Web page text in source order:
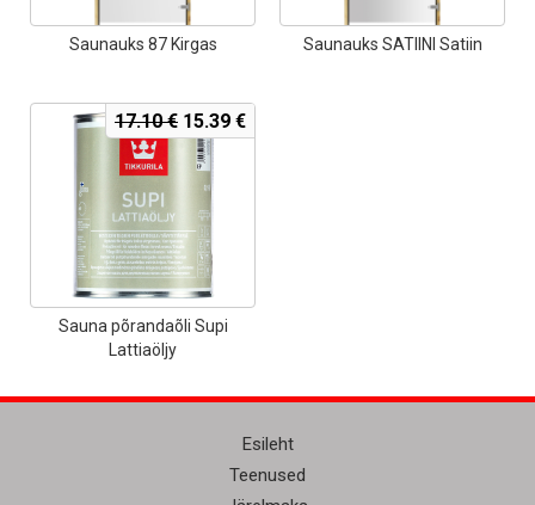
Saunauks 87 Kirgas Saunauks SATIINI Satiin
Sauna põrandaõli Supi
Lattiaöljy
17.10€ Algne
hind
oli:
17.10 €.
15.39 €Current
price
Esileht
Teenused